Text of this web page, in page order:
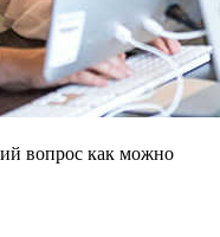
вопрос как можно